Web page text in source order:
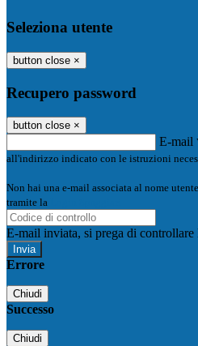
Seleziona utente
button close ×
Recupero password
button close ×
E-mail
all'indirizzo indicato con le istruzioni
Non hai una e-mail associata al nome
tramite la
E-mail inviata, si prega di controllare
Errore
Chiudi
Successo
Chiudi